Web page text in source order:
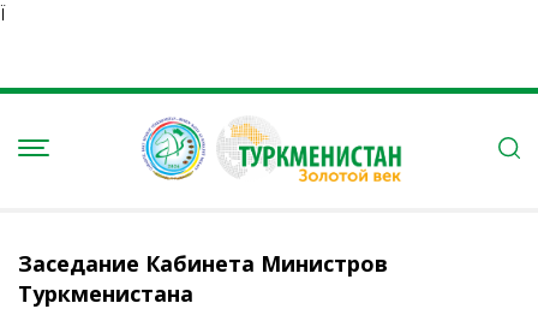
Ï
Заседание Кабинета Министров
Туркменистана